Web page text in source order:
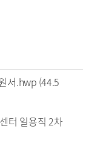
서.hwp (44.5
터 일용직 2차